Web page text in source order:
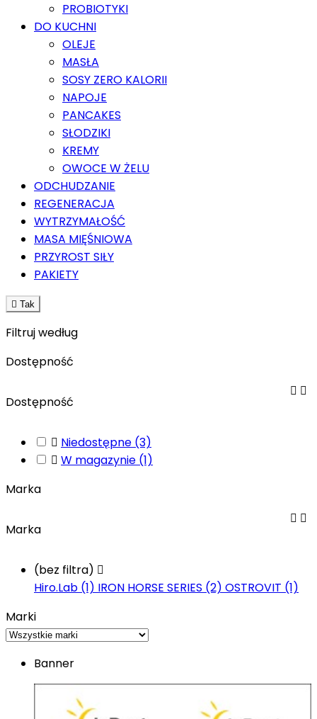
PROBIOTYKI
DO KUCHNI
OLEJE
MASŁA
SOSY ZERO KALORII
NAPOJE
PANCAKES
SŁODZIKI
KREMY
OWOCE W ŻELU
ODCHUDZANIE
REGENERACJA
WYTRZYMAŁOŚĆ
MASA MIĘŚNIOWA
PRZYROST SIŁY
PAKIETY
 Tak
Filtruj według
Dostępność
Dostępność
 
 Niedostępne (3)
 W magazynie (1)
Marka
Marka
 
(bez filtra) 
Hiro.Lab (1) IRON HORSE SERIES (2) OSTROVIT (1)
Marki
Banner